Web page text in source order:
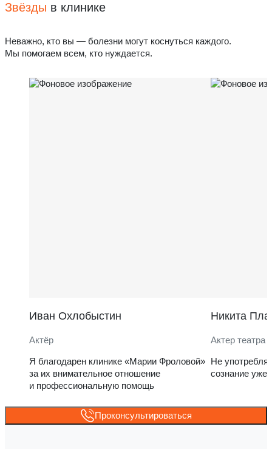
Звёзды в клинике
Неважно, кто вы — болезни могут коснуться каждого.
Мы помогаем всем, кто нуждается.
Иван Охлобыстин
Актёр
Я благодарен клинике «Марии Фроловой»
за их внимательное отношение
и профессиональную помощь
Никита
Актер театра
Не
сознание уже
Проконсультироваться